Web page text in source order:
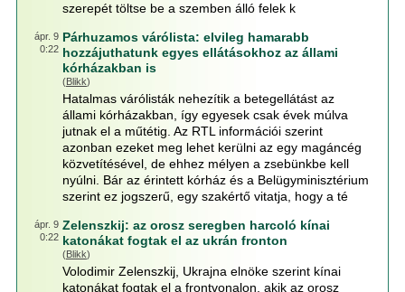
szerepét töltse be a szemben álló felek k
ápr. 9
0:22
Párhuzamos várólista: elvileg hamarabb
hozzájuthatunk egyes ellátásokhoz az állami
kórházakban is
(Blikk)
Hatalmas várólisták nehezítik a betegellátást az
állami kórházakban, így egyesek csak évek múlva
jutnak el a műtétig. Az RTL információi szerint
azonban ezeket meg lehet kerülni az egy magáncég
közvetítésével, de ehhez mélyen a zsebünkbe kell
nyúlni. Bár az érintett kórház és a Belügyminisztérium
szerint ez jogszerű, egy szakértő vitatja, hogy a té
ápr. 9
0:22
Zelenszkij: az orosz seregben harcoló kínai
katonákat fogtak el az ukrán fronton
(Blikk)
Volodimir Zelenszkij, Ukrajna elnöke szerint kínai
katonákat fogtak el a frontvonalon, akik az orosz